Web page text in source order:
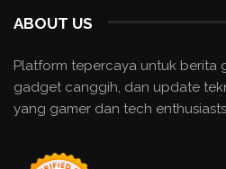
ABOUT US
Platform tepercaya untuk berita
gadget canggih, dan update
yang gamer dan tech